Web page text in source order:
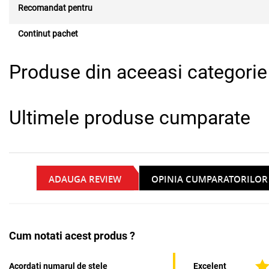
Recomandat pentru
Continut pachet
Produse din aceeasi categorie
Ultimele produse cumparate
ADAUGA REVIEW OPINIA CUMPARATORILOR
Cum notati acest produs ?
Acordati numarul de stele
Excelent